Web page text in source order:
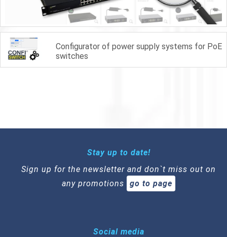
Configurator of power supply systems for PoE
switches
Stay up to date!
Sign up for the newsletter and don`t miss out on
any promotions
go to page
Social media